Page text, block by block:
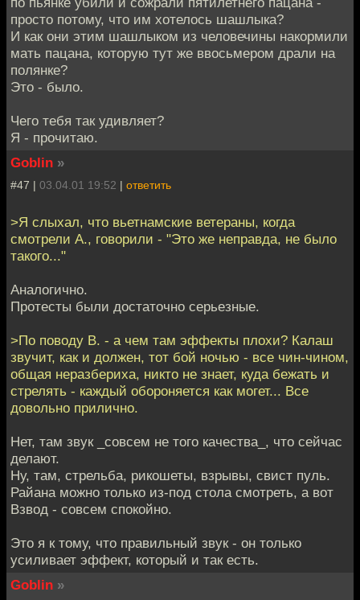
просто потому, что им хотелось шашлыка?
И как они этим шашлыком из человечины накормили
мать пацана, которую тут же ввосьмером драли на
полянке?
Это - было.
Чего тебя так удивляет?
Я - прочитаю.
Goblin »
#47 | 03.04.01 19:52 | ответить
>Я слыхал, что вьетнамские ветераны, когда
смотрели А., говорили - "Это же неправда, не было
такого..."
Аналогично.
Протесты были достаточно серьезные.
>По поводу В. - а чем там эффекты плохи? Калаш
звучит, как и должен, тот бой ночью - все чин-чином,
общая неразбериха, никто не знает, куда бежать и
стрелять - каждый обороняется как могет... Все
довольно прилично.
Нет, там звук _совсем не того качества_, что сейчас
делают.
Ну, там, стрельба, рикошеты, взрывы, свист пуль.
Райана можно только из-под стола смотреть, а вот
Взвод - совсем спокойно.
Это я к тому, что правильный звук - он только
усиливает эффект, который и так есть.
Goblin »